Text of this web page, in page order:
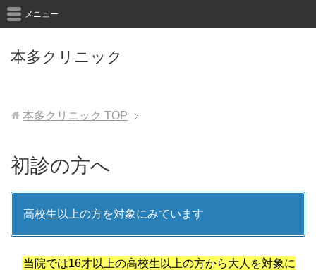
本多クリニック
メニュー
本多クリニック TOP
初診の方へ
高校生以上の方を対象にみています
当院では16才以上の高校生以上の方から大人を対象に